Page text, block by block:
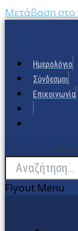
Μετάβαση στο
Ημερολόγιο
Σύνδεσμοι
Επικοινωνία
Flyout Menu